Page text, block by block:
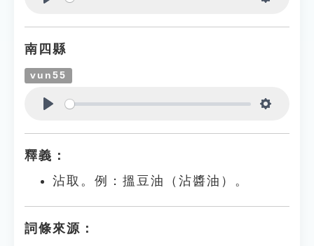
南四縣
vun55
釋義：
沾取。例：搵豆油（沾醬油）。
詞條來源：